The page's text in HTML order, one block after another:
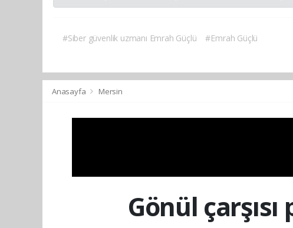
#Siber güvenlik uzmanı Emrah Güçlü #Emrah Güçlü
Anasayfa Mersin
Gönül